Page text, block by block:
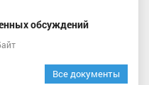
обсуждений
Все документы